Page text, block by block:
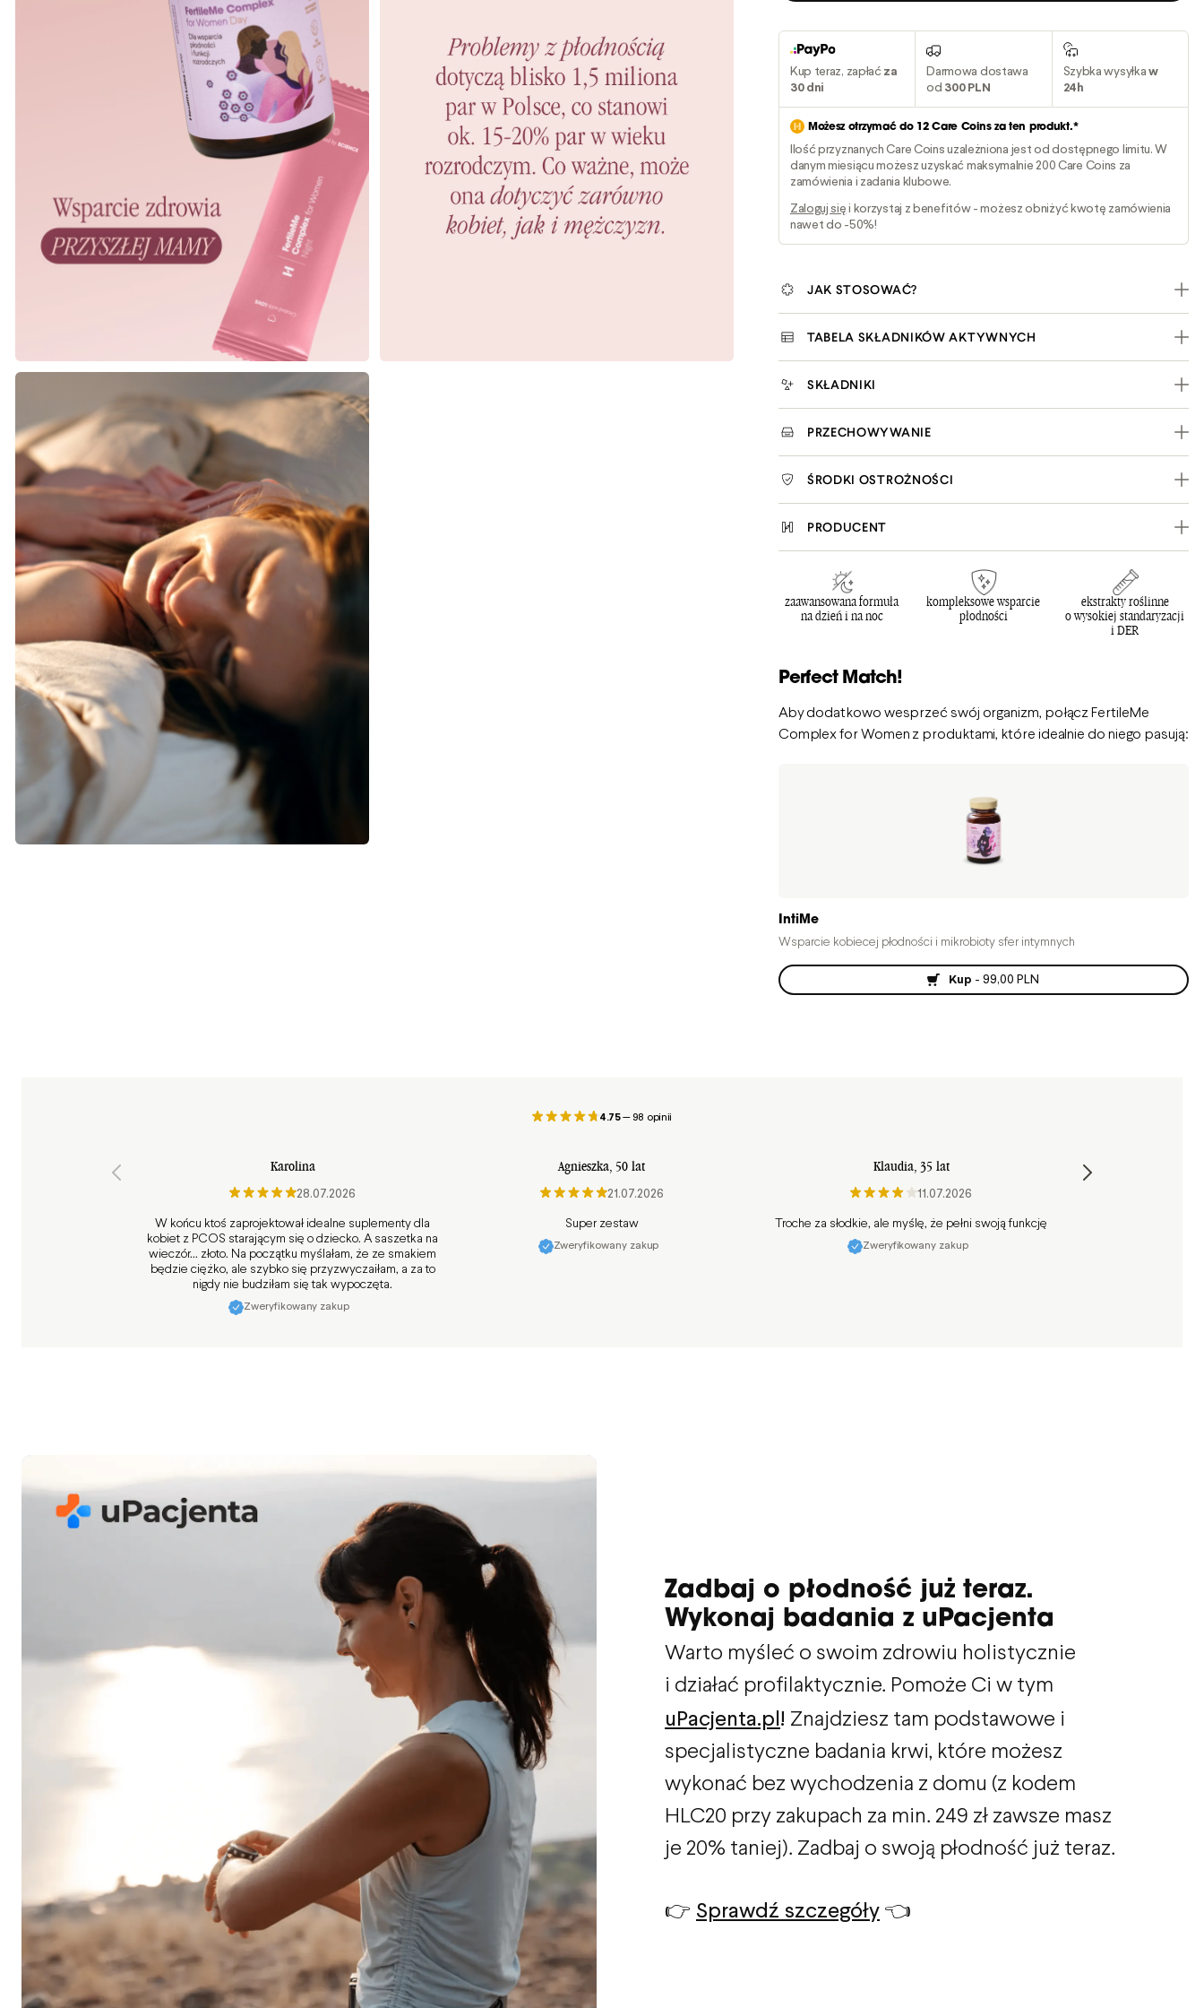
Kup teraz, zapłać za
30 dni
Darmowa dostawa
od 300 PLN
Szybka wysyłkaw
24h
Możesz otrzymać do 12Care Coins za ten produkt.*
Ilość przyznanych Care Coins uzależniona jest od dostępnego limitu. W
danym miesiącu możesz uzyskać maksymalnie 200 Care Coins za
zamówienia i zadania klubowe.
Zaloguj sięi korzystaj z benefitów - możesz obniżyć kwotę zamówienia
nawet do -50%!
JAK STOSOWAĆ?
TABELA SKŁADNIKÓW AKTYWNYCH
SKŁADNIKI
PRZECHOWYWANIE
ŚRODKI OSTROŻNOŚCI
PRODUCENT
zaawansowana formuła
na dzień i na noc
kompleksowe wsparcie
płodności
ekstrakty roślinne
o wysokiej standaryzacji
i DER
Perfect Match!
Aby dodatkowo wesprzeć swój organizm, połącz FertileMe
Complex for Women z produktami, które idealnie do niego pasują:
IntiMe
Wsparcie kobiecej płodności i mikrobioty sfer intymnych
Kup -99,00 PLN
4.75—98 opinii
Strona opinii 1 z 11
Karolina
28.07.2026
W końcu ktoś zaprojektował idealne suplementy dla
kobiet z PCOS starającym się o dziecko. A saszetka na
wieczór... złoto. Na początku myślałam, że ze smakiem
będzie ciężko, ale szybko się przyzwyczaiłam, a za to
nigdy nie budziłam się tak wypoczęta.
Zweryfikowany zakup
Agnieszka, 50 lat
21.07.2026
Super zestaw
Zweryfikowany zakup
Klaudia, 35 lat
11.07.2026
Troche za słodkie, ale myślę, że pełni swoją funkcję
Zweryfikowany zakup
Zadbaj o płodność już teraz.
Wykonaj badania z uPacjenta
Warto myśleć o swoim zdrowiu holistycznie
i działać profilaktycznie. Pomoże Ci w tym
uPacjenta.pl! Znajdziesz tam podstawowe i
specjalistyczne badania krwi, które możesz
wykonać bez wychodzenia z domu (z kodem
HLC20 przy zakupach za min. 249 zł zawsze masz
je 20% taniej). Zadbaj o swoją płodność już teraz.
👉 Sprawdź szczegóły👈